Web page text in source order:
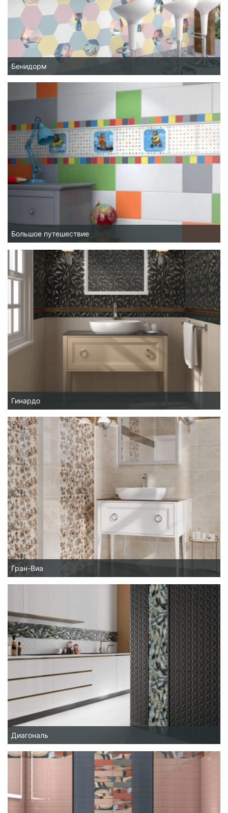
Бенидорм
Большое путешествие
Гинардо
Гран-Виа
Диагональ